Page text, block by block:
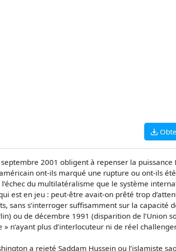
2001 obligent à repenser la
ont-ils marqué une rupture ou ont-ils
du multilatéralisme que le système
est en jeu : peut-être avait-on prêté trop
sans s’interroger suffisamment sur la capacité
ou de décembre 1991 (disparition de l’Union
» n’ayant plus d’interlocuteur ni de réel
a rejeté Saddam Hussein ou l’islamiste